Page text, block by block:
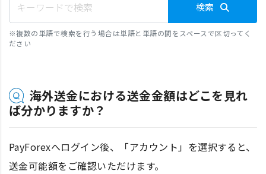
検索
※複数の単語で検索を行う場合は単語と単語の間をスペースで区切ってく
ださい
海外送金における送金金額はどこを見れ
ば分かりますか？
PayForexへログイン後、「アカウント」を選択すると、
送金可能額をご確認いただけます。